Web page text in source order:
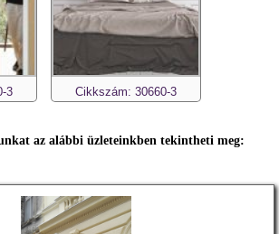
3 Cikkszám: 30660-3
az alábbi üzleteinkben tekintheti meg: